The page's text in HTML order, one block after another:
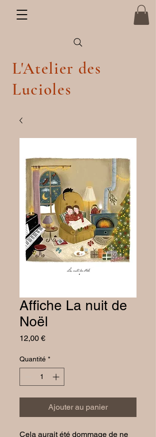
L'Atelier des
Lucioles
Affiche La nuit de
Noël
12,00 €Prix
Quantité *
Ajouter au panier
Cela aurait été dommage de ne